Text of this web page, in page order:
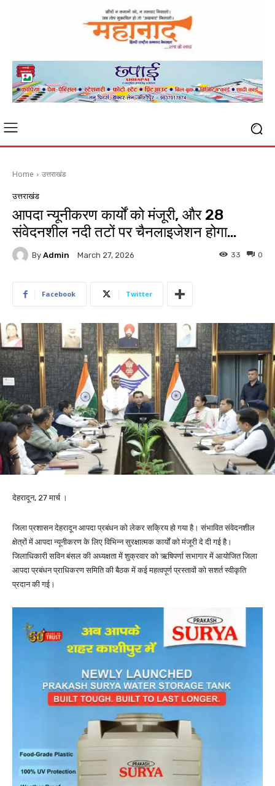
Home उत्तराखंड
उत्तराखंड
आपदा न्यूनीकरण कार्यों को मंजूरी, और 28
संवेदनशील नदी तटों पर चैनलाइजेशन होगा…
By Admin March 27, 2026 0
33
Facebook Twitter
देहरादून, 27 मार्च ।
जिला प्रशासन देहरादून आपदा प्रबंधन को लेकर सक्रिय हो गया है। संभावित संवेदनशील
क्षेत्रों में आपदा न्यूनीकरण के लिए विभिन्न सुरक्षात्मक कार्यों को मंजूरी दे दी गई है।
जिलाधिकारी सविन बंसल की अध्यक्षता में शुक्रवार को ऋषिपर्णा सभागार में आयोजित जिला
आपदा प्रबंधन प्राधिकरण समिति की बैठक में कई महत्वपूर्ण प्रस्तावों को सशर्त स्वीकृति
प्रदान की गई।